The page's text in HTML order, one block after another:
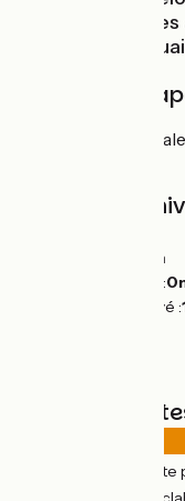
routes
typique de
Détail de
Petites routes
Pentes et
20m
Point le plus bas :
Point le plus élevé :
Types de
(95%)